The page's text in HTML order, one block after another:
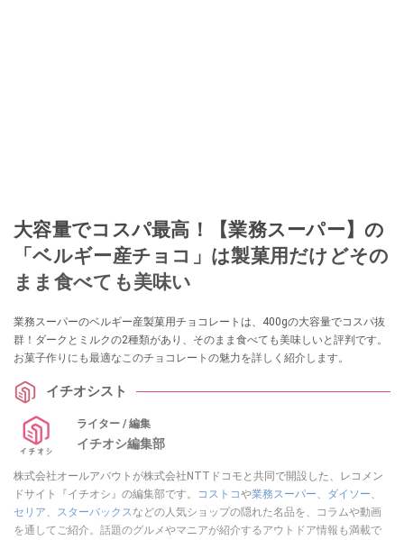
大容量でコスパ最高！【業務スーパー】の
「ベルギー産チョコ」は製菓用だけどその
まま食べても美味い
業務スーパーのベルギー産製菓用チョコレートは、400gの大容量でコスパ抜
群！ダークとミルクの2種類があり、そのまま食べても美味しいと評判です。
お菓子作りにも最適なこのチョコレートの魅力を詳しく紹介します。
イチオシスト
ライター / 編集
イチオシ編集部
株式会社オールアバウトが株式会社NTTドコモと共同で開設した、レコメン
ドサイト『イチオシ』の編集部です。
コストコや業務スーパー ダイソー
セリア
スターバックス などの人気ショップの隠れた名品を、コラムや動画
を通してご紹介。話題のグルメやマニアが紹介するアウトドア情報も満載で